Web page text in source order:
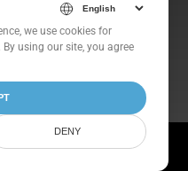
ト
全著作権所有.
we use cookies for
using our site, you agree
DENY